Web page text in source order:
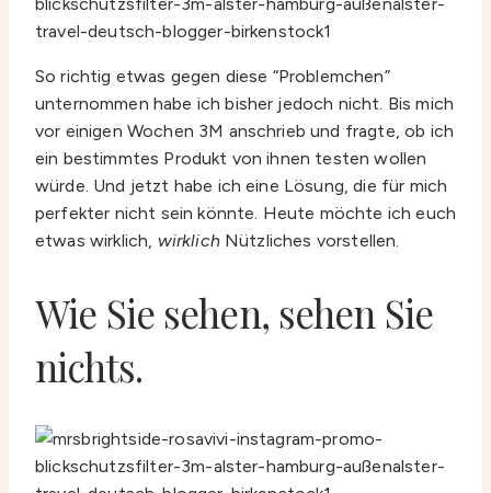
So richtig etwas gegen diese “Problemchen”
unternommen habe ich bisher jedoch nicht. Bis mich
vor einigen Wochen 3M anschrieb und fragte, ob ich
ein bestimmtes Produkt von ihnen testen wollen
würde. Und jetzt habe ich eine Lösung, die für mich
perfekter nicht sein könnte. Heute möchte ich euch
etwas wirklich, wirklichNützliches vorstellen.
Wie Sie sehen, sehen Sie
nichts.